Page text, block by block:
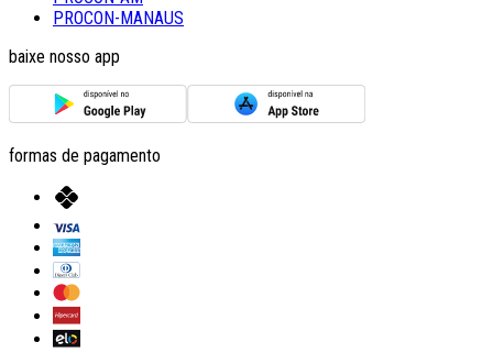
PROCON-MANAUS
baixe nosso app
formas de pagamento